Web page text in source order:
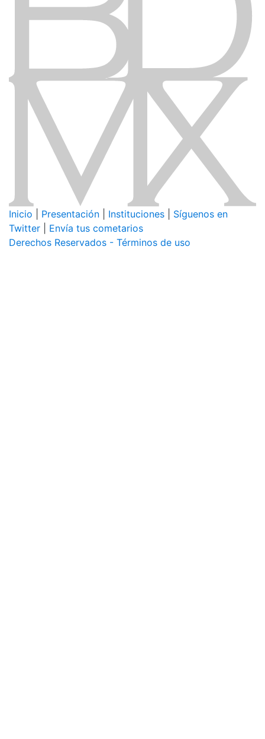
Inicio Presentación Instituciones
Síguenos en
Twitter
Envía tus cometarios
Derechos Reservados - Términos de uso